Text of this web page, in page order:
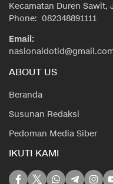
Kecamatan Duren Sawit,
Phone: 082348891111
Email:
ABOUT US
Beranda
Susunan Redaksi
Pedoman Media Siber
IKUTI KAMI